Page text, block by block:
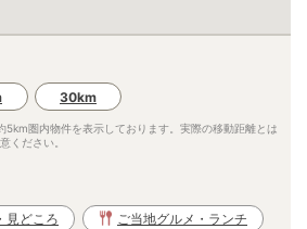
30km
5km圏内物件を表示しております。実際の移動距離とは
ください。
見どころ ご当地グルメ・ランチ